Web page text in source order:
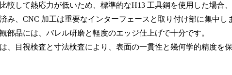
較して熱応力が低いため、標準的なH13 工具鋼 を使用した場合
み、CNC 加工は重要なインターフェースと取り付け部に集中し
部品には、 バレル研磨と軽度のエッジ仕上げで十分です。
、目視検査と寸法検査により、表面の一貫性と幾何学的精度を保